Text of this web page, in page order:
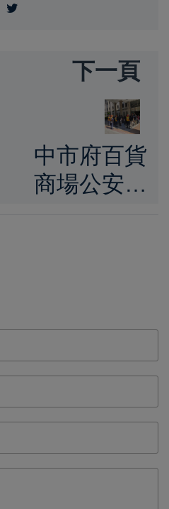
下一頁
中市府百貨
商場公安稽